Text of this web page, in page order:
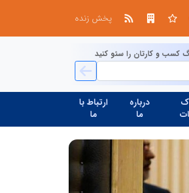
پخش زنده
کسب و کارتان را سئو کنید
درباره
ما
ارتباط با
ما